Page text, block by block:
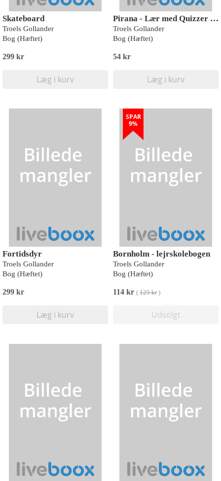
Skateboard
Troels Gollander
Bog (Hæftet)
299 kr
Læg i kurv
Pirana - Lær med Quizzer Grønland
Troels Gollander
Bog (Hæftet)
54 kr
Læg i kurv
Fortidsdyr
Troels Gollander
Bog (Hæftet)
299 kr
Læg i kurv
SPAR
9%
Bornholm - lejrskolebogen
Troels Gollander
Bog (Hæftet)
114 kr ( 125 kr)
Udsolgt